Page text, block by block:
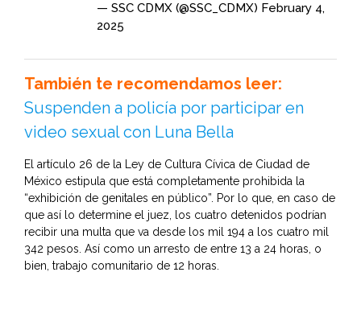
— SSC CDMX (@SSC_CDMX) February 4,
2025
También te recomendamos leer:
Suspenden a policía por participar en
video sexual con Luna Bella
El artículo 26 de la Ley de Cultura Cívica de Ciudad de
México estipula que está completamente prohibida la
“exhibición de genitales en público”. Por lo que, en caso de
que así lo determine el juez, los cuatro detenidos podrían
recibir una multa que va desde los mil 194 a los cuatro mil
342 pesos. Así como un arresto de entre 13 a 24 horas, o
bien, trabajo comunitario de 12 horas.